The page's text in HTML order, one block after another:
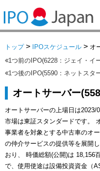
トップ> IPOスケジュール > オ
1つ前のIPO(6228：ジェイ・イ
1つ後のIPO(5590：ネットスタ
オートサーバー
オートサーバーの上場日は
市場は東証スタンダードです。
事業者を対象とする中古車のオ
の仲介サービスの提供等を展開
おり、 時価総額(公開)は 18,156
で、使用使途は設備投資資金（